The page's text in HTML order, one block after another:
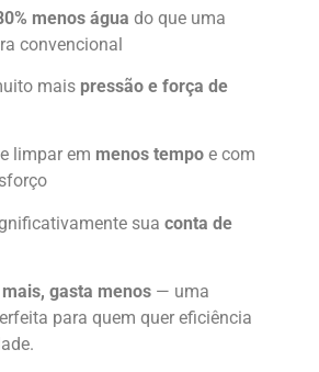
menos água do que uma
convencional
mais pressão e força de
limpar em menos tempo e com
sua conta de
gasta menos — uma
para quem quer eficiência